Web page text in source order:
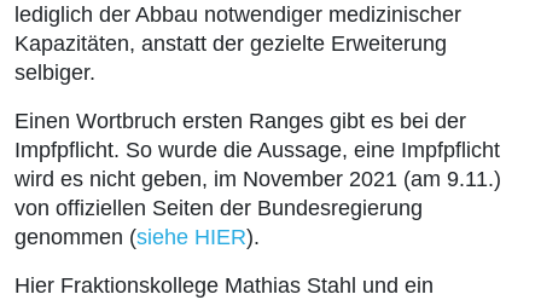
lediglich der Abbau notwendiger medizinischer
Kapazitäten, anstatt der gezielte Erweiterung
selbiger.
Einen Wortbruch ersten Ranges gibt es bei der
Impfpflicht. So wurde die Aussage, eine Impfpflicht
wird es nicht geben, im November 2021 (am 9.11.)
von offiziellen Seiten der Bundesregierung
genommen (siehe HIER).
Hier Fraktionskollege Mathias Stahl und ein